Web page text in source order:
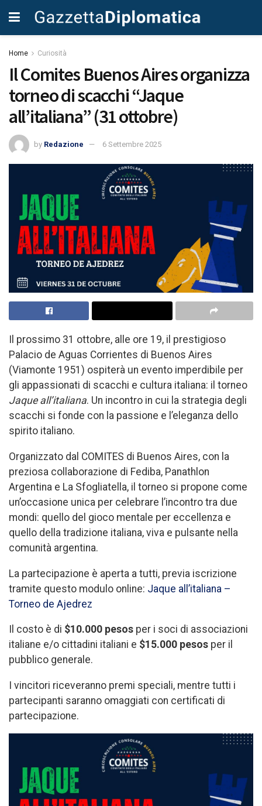
Home Curiosità
Il Comites Buenos Aires organizza
torneo di scacchi “Jaque
all’italiana” (31 ottobre)
by Redazione 6 Settembre 2025
Il prossimo 31 ottobre, alle ore 19, il prestigioso
Palacio de Aguas Corrientes di Buenos Aires
(Viamonte 1951) ospiterà un evento imperdibile per
gli appassionati di scacchi e cultura italiana: il torneo
Jaque all’italiana. Un incontro in cui la strategia degli
scacchi si fonde con la passione e l’eleganza dello
spirito italiano.
Organizzato dal COMITES di Buenos Aires, con la
preziosa collaborazione di Fediba, Panathlon
Argentina e La Sfogliatella, il torneo si propone come
un’occasione unica per celebrare l’incontro tra due
mondi: quello del gioco mentale per eccellenza e
quello della tradizione italiana, viva e pulsante nella
comunità argentina.
La partecipazione è aperta a tutti, previa iscrizione
tramite questo modulo online: Jaque all’italiana –
Torneo de Ajedrez
Il costo è di $10.000 pesos per i soci di associazioni
italiane e/o cittadini italiani e $15.000 pesos per il
pubblico generale.
I vincitori riceveranno premi speciali, mentre tutti i
partecipanti saranno omaggiati con certificati di
partecipazione.